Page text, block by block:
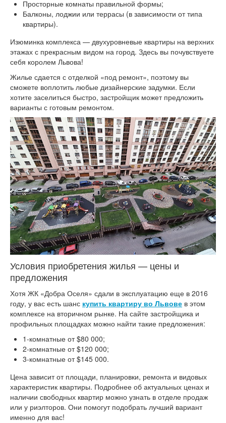
Просторные комнаты правильной формы;
Балконы, лоджии или террасы (в зависимости от типа
квартиры).
Изюминка комплекса — двухуровневые квартиры на верхних
этажах с прекрасным видом на город. Здесь вы почувствуете
себя королем Львова!
Жилье сдается с отделкой «под ремонт», поэтому вы
сможете воплотить любые дизайнерские задумки. Если
хотите заселиться быстро, застройщик может предложить
варианты с готовым ремонтом.
Условия приобретения жилья — цены и
предложения
Хотя ЖК «Добра Оселя» сдали в эксплуатацию еще в 2016
году, у вас есть шанс купить квартиру во Львове в этом
комплексе на вторичном рынке. На сайте застройщика и
профильных площадках можно найти такие предложения:
1-комнатные от $80 000;
2-комнатные от $120 000;
3-комнатные от $145 000.
Цена зависит от площади, планировки, ремонта и видовых
характеристик квартиры. Подробнее об актуальных ценах и
наличии свободных квартир можно узнать в отделе продаж
или у риэлторов. Они помогут подобрать лучший вариант
именно для вас!